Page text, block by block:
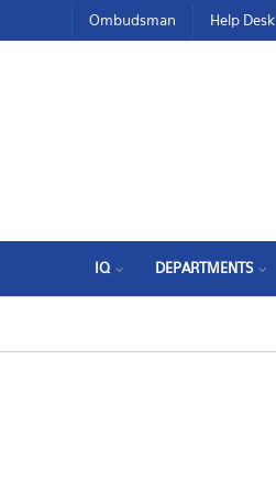
Ombudsman Help Desk
IQ DEPARTMENTS